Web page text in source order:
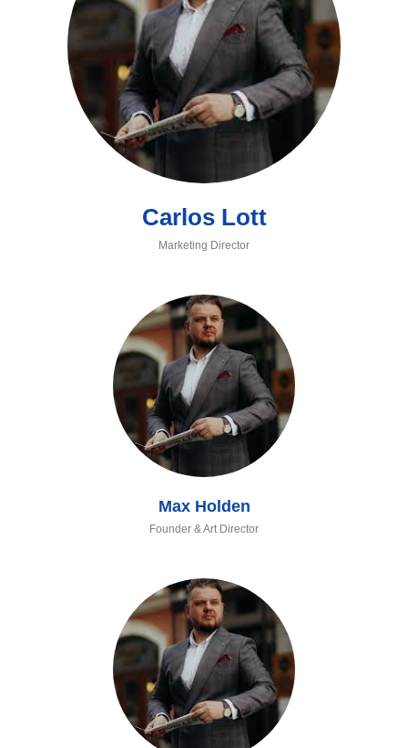
Carlos Lott
Marketing Director
Max Holden
Founder & Art Director